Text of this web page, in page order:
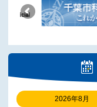
2026年8月